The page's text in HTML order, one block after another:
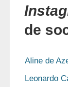
de
Aline de
Leonardo